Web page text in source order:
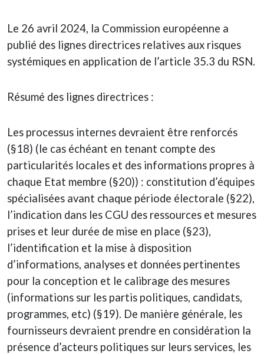
Le 26 avril 2024, la Commission européenne a
publié des lignes directrices relatives aux risques
systémiques en application de l’article 35.3 du RSN.
Résumé des lignes directrices :
Les processus internes devraient être renforcés
(§18) (le cas échéant en tenant compte des
particularités locales et des informations propres à
chaque Etat membre (§20)) : constitution d’équipes
spécialisées avant chaque période électorale (§22),
l’indication dans les CGU des ressources et mesures
prises et leur durée de mise en place (§23),
l’identification et la mise à disposition
d’informations, analyses et données pertinentes
pour la conception et le calibrage des mesures
(informations sur les partis politiques, candidats,
programmes, etc) (§19). De manière générale, les
fournisseurs devraient prendre en considération la
présence d’acteurs politiques sur leurs services, les